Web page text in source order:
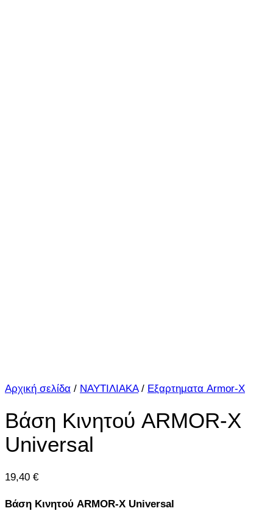
Αρχική σελίδα / ΝΑΥΤΙΛΙΑΚΑ / Εξαρτηματα Armor-X
Βάση Κινητού ARMOR-X
Universal
19,40 €
Βάση Κινητού ARMOR-X Universal